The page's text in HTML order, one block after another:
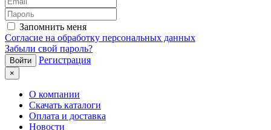
Запомнить меня
Согласие на обработку персональных данных
Забыли свой пароль?
Регистрация
×
О компании
Скачать каталоги
Оплата и доставка
Новости